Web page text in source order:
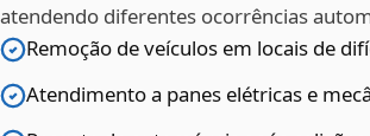
atendendo diferentes ocorrências
Remoção de veículos em locais de
Atendimento a panes elétricas e